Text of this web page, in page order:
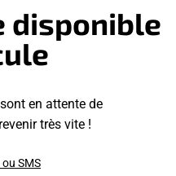
disponible
en attente de
très vite !
SMS